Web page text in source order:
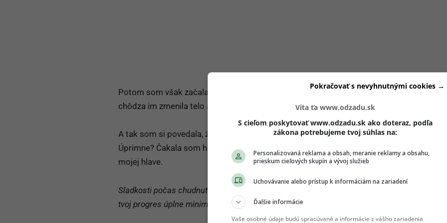
Potom som však začala čoraz častejšie narážať na ženy, ktoré tvrdili, že práve obyčajná
chôdza im zmenila telo aj psychiku viac než drastické workouty.
A tak som si povedala, že to vyskúšam. 30 dní. Každý deň 10 tisíc krokov. Bez
Úprimne? Čakala som hlavne fyzické výsledky. Netušila som však, že najväčšia zmena
mojej hlave.
Sladkosti počas chudnutia nemusíš vylúčiť. Stačí si vyberať s rozumom a voliť také, ktoré
tvoj progres úplne minimálne. Nájdeš ich vTOMTOčlánku.
Víta ťa www.odzadu.sk
S cieľom poskytovať www.odzadu.sk ako doteraz, podľa
zákona potrebujeme tvoj súhlas na:
Personalizovaná reklama a obsah, meranie reklamy a obsahu,
prieskum cieľových skupín a vývoj služieb
Uchovávanie alebo prístup k informáciám na zariadení
Ďalšie informácie
Vaše osobné údaje budú spracúvané a informácie z vášho zariadenia
Pokračovať s nevyhnutnými cookies →